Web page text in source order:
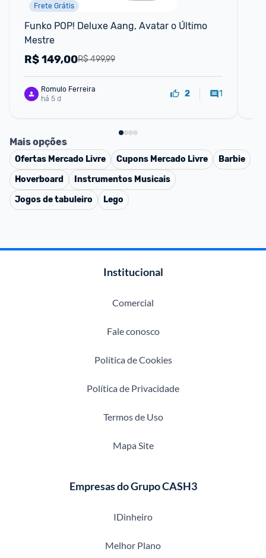
Frete Grátis
Funko POP! Deluxe Aang, Avatar o Último
Mestre
R$ 499,99
R$149,00
Romulo Ferreira
há 5 d
2 1
Mais opções
Ofertas Mercado Livre Cupons Mercado Livre
Barbie
Hoverboard
Instrumentos Musicais
Jogos de tabuleiro
Lego
Institucional
Comercial
Fale conosco
Política de Cookies
Política de Privacidade
Termos de Uso
Mapa Site
Empresas do Grupo CASH3
IDinheiro
Melhor Plano